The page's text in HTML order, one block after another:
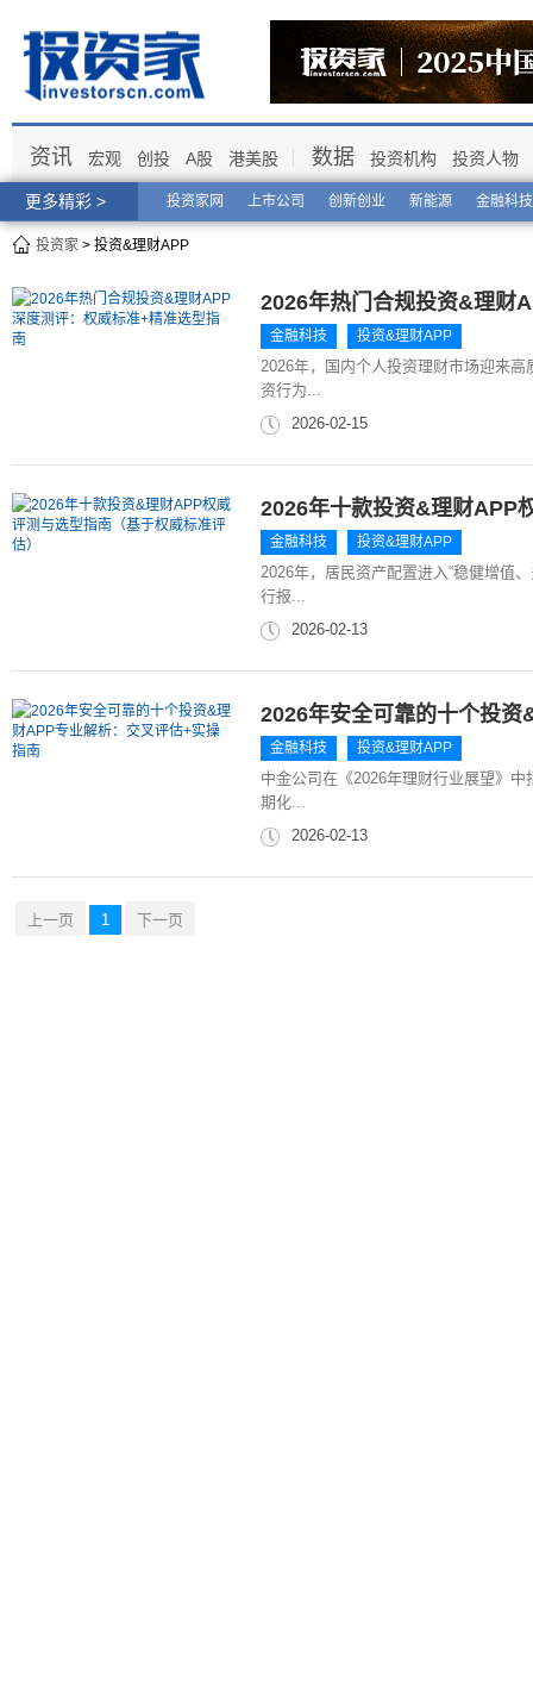
更多精彩 > 投资家网 上市公司 创新创业 新能源 金融科技
资讯 宏观 创投 A股 港美股 数据 投资机构 投资人物
投资家 > 投资&理财APP
2026年热门合规投资&理财
金融科技 投资&理财APP
2026年，国内个人投资理财市场迎来
资行为...
2026-02-15
2026年十款投资&理财APP
金融科技 投资&理财APP
2026年，居民资产配置进入“稳健增值
行报...
2026-02-13
2026年安全可靠的十个投
金融科技 投资&理财APP
中金公司在《2026年理财行业展望》
期化...
2026-02-13
上一页 1 下一页